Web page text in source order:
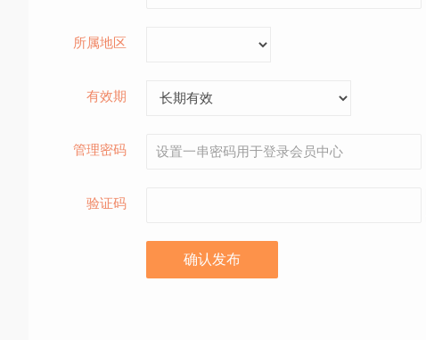
所属地区
有效期
管理密码
验证码